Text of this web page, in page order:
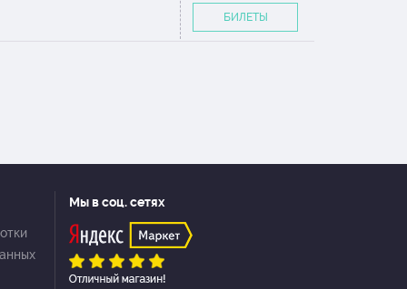
БИЛЕТЫ
Мы в соц. сетях